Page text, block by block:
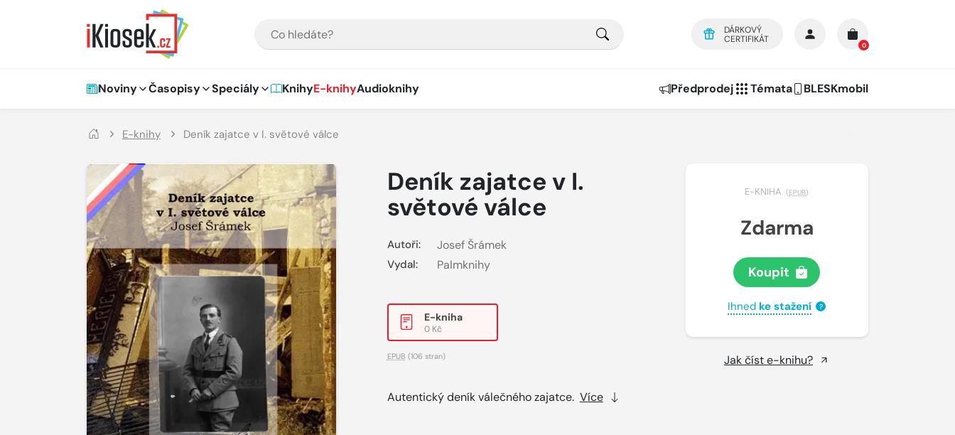
DÁRKOVÝ
CERTIFIKÁT
0
Hlavní navigace
Noviny Časopisy Speciály KnihyE-knihyAudioknihy Předprodej Témata BLESKmobil
E-knihy Deník zajatce v I. světové válce
Deník zajatce v I.
světové válce
Autoři: Josef Šrámek
Vydal: Palmknihy
E-kniha
0 Kč
EPUB (106 stran)
Autentický deník válečného zajatce. Více
E-KNIHA (EPUB)
Zdarma
Koupit
Ihned ke stažení ?
Jak číst e-knihu?